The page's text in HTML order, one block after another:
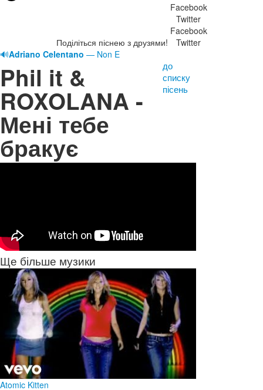
Поділіться піснею з друзями!
Facebook
Twitter
Facebook
Twitter
🔊Adriano Celentano — Non E
Phil it &
ROXOLANA -
Мені тебе
бракує
до
списку
пісень
Ще більше музики
Atomic Kitten